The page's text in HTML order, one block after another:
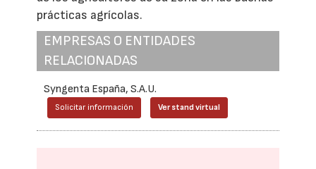
prácticas agrícolas.
EMPRESAS O ENTIDADES
RELACIONADAS
Syngenta España, S.A.U.
Solicitar información Ver stand virtual